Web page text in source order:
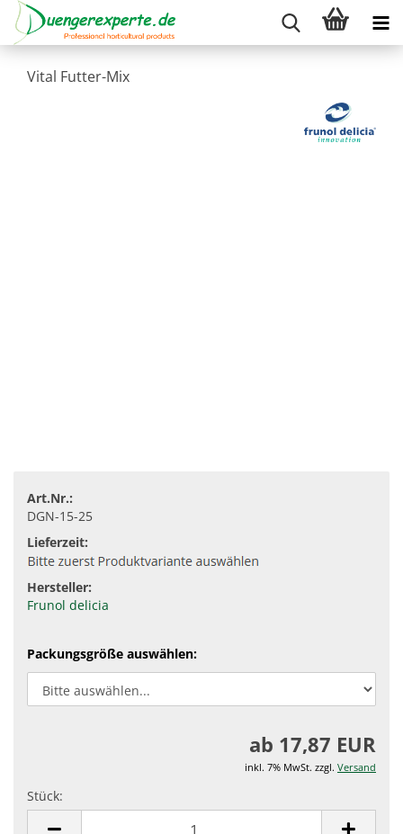
Vital Futter-Mix
Art.Nr.:
DGN-15-25
Lieferzeit:
Hersteller:
Frunol delicia
Packungsgröße auswählen:
ab 17,87 EUR
inkl. 7% MwSt. zzgl. Versand
Stück: